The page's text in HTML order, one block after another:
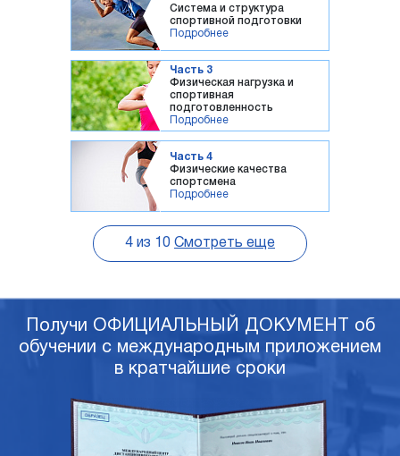
Система и структура
спортивной подготовки
Подробнее
Часть 3
Физическая нагрузка и
спортивная
подготовленность
Подробнее
Часть 4
Физические качества
спортсмена
Подробнее
4 из 10 Смотреть еще
Получи ОФИЦИАЛЬНЫЙ ДОКУМЕНТ об
обучении с международным приложением
в кратчайшие сроки